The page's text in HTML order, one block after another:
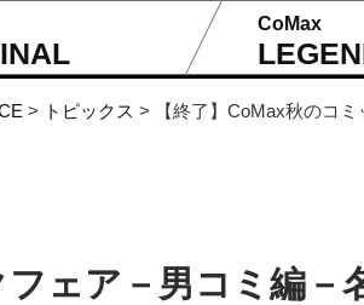
CoMax
> トピックス >
【終了】CoMax秋のコ
フェア－男コミ編